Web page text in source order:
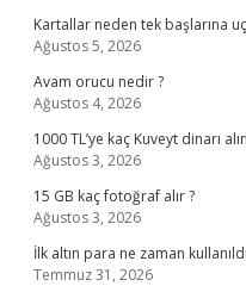
Kartallar neden tek başlarına
Ağustos 5, 2026
Avam orucu nedir ?
Ağustos 4, 2026
1000 TL’ye kaç Kuveyt dinarı
Ağustos 3, 2026
15 GB kaç fotoğraf alır ?
Ağustos 3, 2026
İlk altın para ne zaman
Temmuz 31, 2026